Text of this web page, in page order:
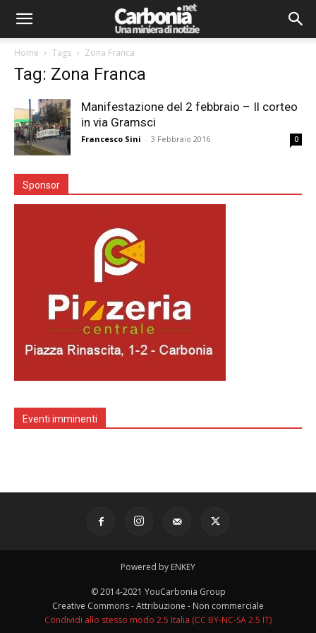
Home Tags Zona Franca
Tag: Zona Franca
Manifestazione del 2 febbraio – Il corteo
in via Gramsci
Francesco Sini - 3 Febbraio 2016 0
Sponsor
Eventi imminenti
Powered by ENKEY
© 2014-2021 YouCarbonia Group
Creative Commons - Attribuzione - Non commerciale
Condividi allo stesso modo 2.5 Italia (CC BY-NC-SA 2.5 IT)